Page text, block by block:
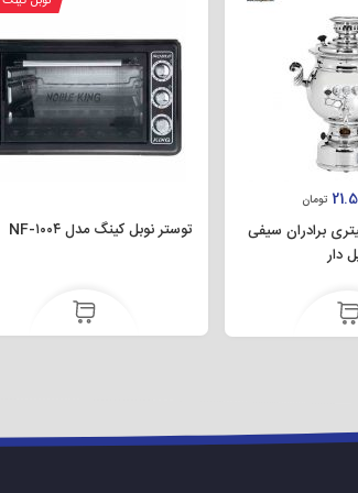
دارد. صفحه نمایش این محصول لمسی است که کارایی راحتی
از آن، میوه های سفت و سخت را درسته آبگیری
می نماید. تنظیمات سرعت این
تومان
گازی ۱۵ لیتری برادران سیفی
توستر نوبل کینگ مدل NF-۱۰۰۴